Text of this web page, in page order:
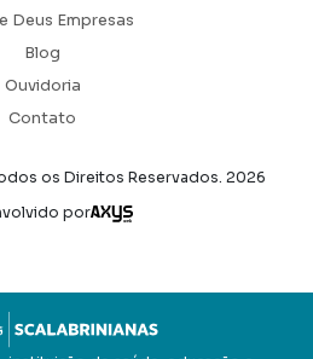
Deus Empresas
Blog
Ouvidoria
Contato
os Direitos Reservados. 2026
por